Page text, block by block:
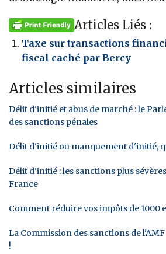
Articles Liés :
Taxe sur transactions
fiscal caché par Bercy
Articles similaires
Délit d'initié et abus de marché : le
des sanctions pénales
Délit d'initié ou manquement d'initié,
Délit d'initié : les sanctions plus
France
Comment réduire vos impôts de 1000
La Commission des sanctions de
!